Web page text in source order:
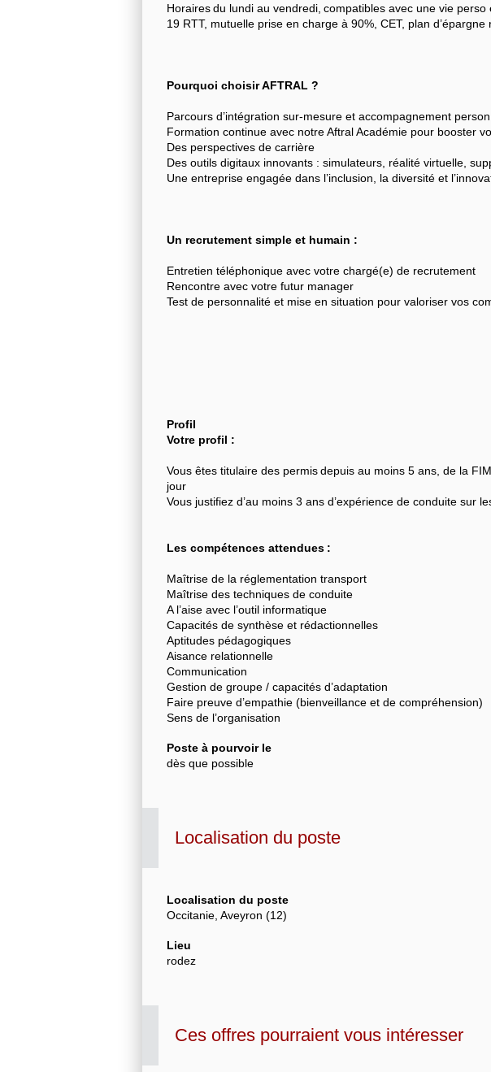
Horaires du lundi au vendredi, compatibles avec une vie perso
19 RTT, mutuelle prise en charge à 90%, CET, plan d’épargne
Pourquoi choisir AFTRAL ?
Parcours d’intégration sur-mesure et accompagnement
Formation continue avec notre Aftral Académie pour booster
Des perspectives de carrière
Des outils digitaux innovants : simulateurs, réalité virtuelle,
Une entreprise engagée dans l’inclusion, la diversité et
Un recrutement simple et humain :
Entretien téléphonique avec votre chargé(e) de recrutement
Rencontre avec votre futur manager
Test de personnalité et mise en situation pour valoriser vos
Profil
Votre profil :
Vous êtes titulaire des permis depuis au moins 5 ans, de la
jour
Vous justifiez d’au moins 3 ans d’expérience de conduite sur
Les compétences attendues :
Maîtrise de la réglementation transport
Maîtrise des techniques de conduite
A l’aise avec l’outil informatique
Capacités de synthèse et rédactionnelles
Aptitudes pédagogiques
Aisance relationnelle
Communication
Gestion de groupe / capacités d’adaptation
Faire preuve d’empathie (bienveillance et de compréhension)
Sens de l’organisation
Poste à pourvoir le
dès que possible
Localisation du poste
Localisation du poste
Occitanie, Aveyron (12)
Lieu
rodez
Ces offres pourraient vous intéresser